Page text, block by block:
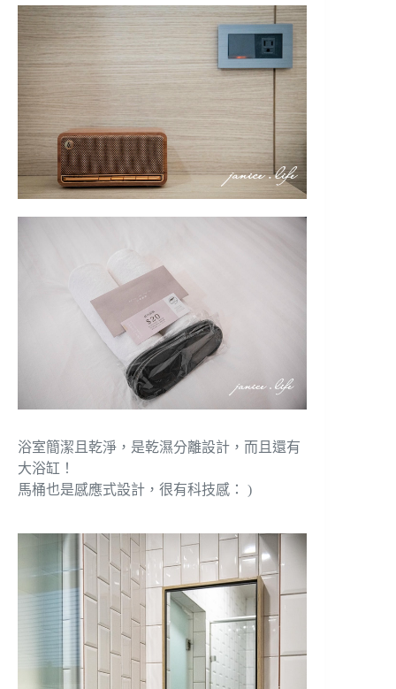
浴室簡潔且乾淨，是乾濕分離設計，而且還有
大浴缸！
馬桶也是感應式設計，很有科技感： )